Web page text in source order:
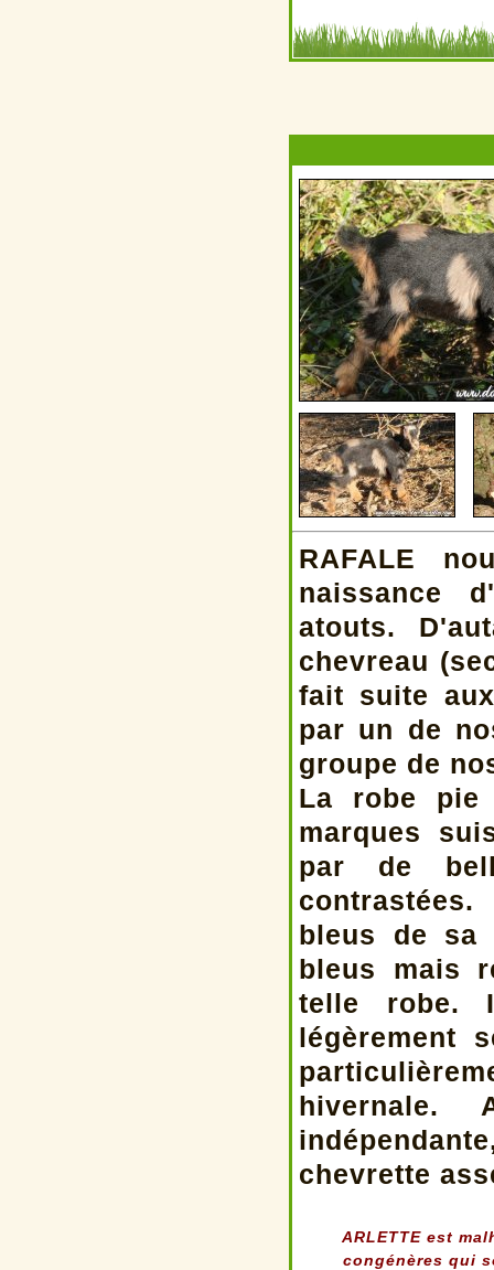
RAFALE
naissance
atouts.
chevreau
fait suite
par un de
groupe de
La robe pie
marques
par de
bleus de sa
bleus mais
telle robe.
légèrement
hivernale.
chevrette
ARLETTE est
congénères qui